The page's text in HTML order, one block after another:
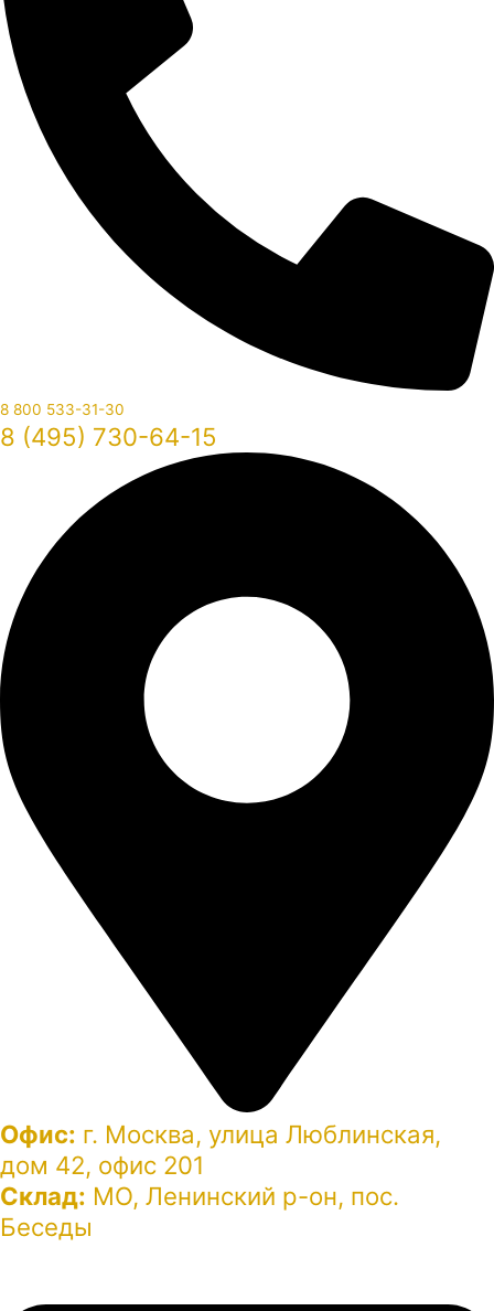
8 800 533-31-30
8 (495) 730-64-15
Офис: г. Москва, улица Люблинская,
дом 42, офис 201
Склад: МО, Ленинский р-он, пос.
Беседы